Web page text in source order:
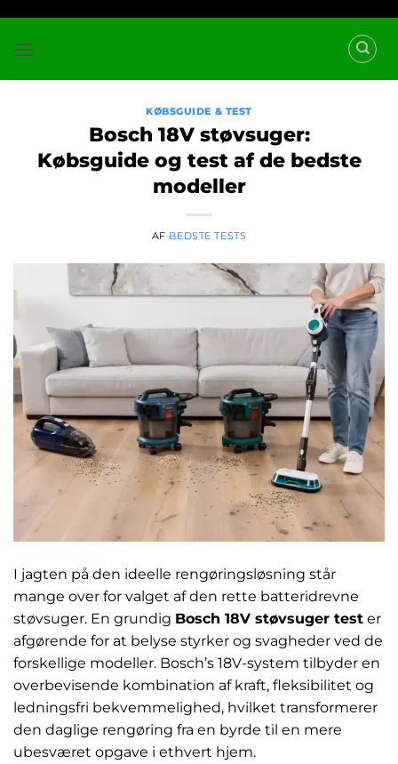
indhold
KØBSGUIDE & TEST
Bosch 18V støvsuger:
Købsguide og test af de bedste
modeller
AF BEDSTE TESTS
I jagten på den ideelle rengøringsløsning står
mange over for valget af den rette batteridrevne
støvsuger. En grundig Bosch 18V støvsuger test er
afgørende for at belyse styrker og svagheder ved de
forskellige modeller. Bosch’s 18V-system tilbyder en
overbevisende kombination af kraft, fleksibilitet og
ledningsfri bekvemmelighed, hvilket transformerer
den daglige rengøring fra en byrde til en mere
ubesværet opgave i ethvert hjem.